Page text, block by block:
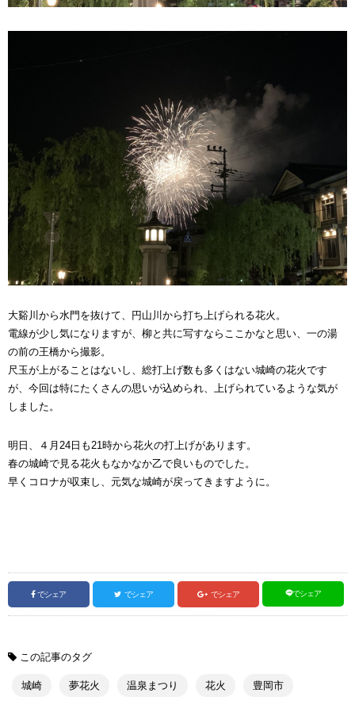
大谿川から水門を抜けて、円山川から打ち上げられる花火。
電線が少し気になりますが、柳と共に写すならここかなと思い、一の湯
の前の王橋から撮影。
尺玉が上がることはないし、総打上げ数も多くはない城崎の花火です
が、今回は特にたくさんの思いが込められ、上げられているような気が
しました。
明日、４月24日も21時から花火の打上げがあります。
春の城崎で見る花火もなかなか乙で良いものでした。
早くコロナが収束し、元気な城崎が戻ってきますように。
でシェア でシェア でシェア でシェア
この記事のタグ
城崎 夢花火 温泉まつり 花火 豊岡市